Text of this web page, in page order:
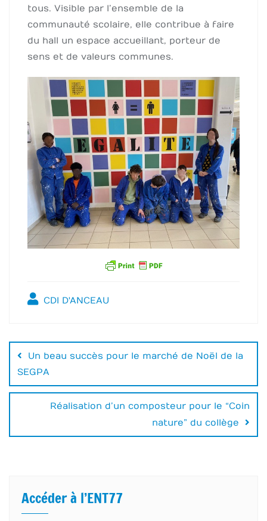
tous. Visible par l’ensemble de la
communauté scolaire, elle contribue à faire
du hall un espace accueillant, porteur de
sens et de valeurs communes.
CDI D'ANCEAU
Navigation
de
l’article
Un beau succès pour le marché de Noël de la
SEGPA
Réalisation d’un composteur pour le “Coin
nature” du collège
Accéder à l’ENT77